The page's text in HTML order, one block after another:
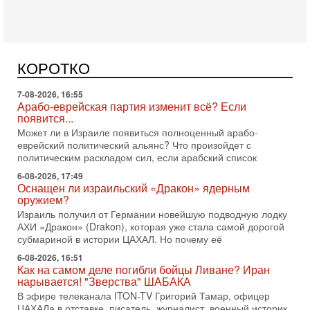
КОРОТКО
поворот: еврейский кандидат — на реальном месте в
списке одной из арабских партий. Причем речь идет
7-08-2026, 16:55
Арабо-еврейская партия изменит всё? Если
появится...
Может ли в Израиле появиться полноценный арабо-
еврейский политический альянс? Что произойдет с
политическим раскладом сил, если арабский список
6-08-2026, 17:49
Оснащен ли израильский «Дракон» ядерным
оружием?
Израиль получил от Германии новейшую подводную лодку
АХИ «Дракон» (Drakon), которая уже стала самой дорогой
субмариной в истории ЦАХАЛ. Но почему её
6-08-2026, 16:51
Как на самом деле погибли бойцы Ливане? Иран
нарывается! "Зверства" ШАБАКА
В эфире телеканала ITON-TV Григорий Тамар, офицер